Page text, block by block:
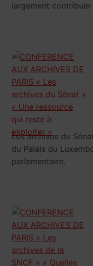
largement
Les archives du
du Palais du
parlementaire.